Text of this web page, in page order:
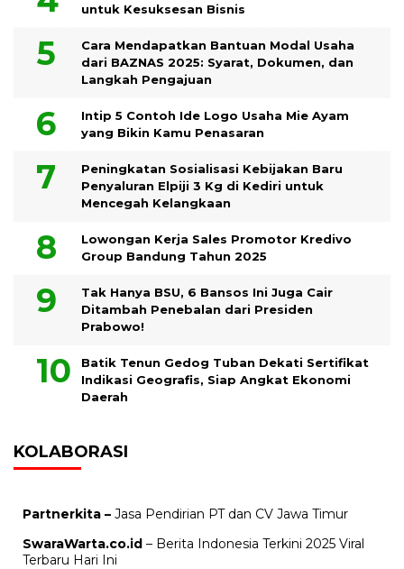
untuk Kesuksesan Bisnis
Cara Mendapatkan Bantuan Modal Usaha
dari BAZNAS 2025: Syarat, Dokumen, dan
Langkah Pengajuan
Intip 5 Contoh Ide Logo Usaha Mie Ayam
yang Bikin Kamu Penasaran
Peningkatan Sosialisasi Kebijakan Baru
Penyaluran Elpiji 3 Kg di Kediri untuk
Mencegah Kelangkaan
Lowongan Kerja Sales Promotor Kredivo
Group Bandung Tahun 2025
Tak Hanya BSU, 6 Bansos Ini Juga Cair
Ditambah Penebalan dari Presiden
Prabowo!
Batik Tenun Gedog Tuban Dekati Sertifikat
Indikasi Geografis, Siap Angkat Ekonomi
Daerah
KOLABORASI
Partnerkita – Jasa Pendirian PT dan CV Jawa Timur
SwaraWarta.co.id – Berita Indonesia Terkini 2025 Viral
Terbaru Hari Ini